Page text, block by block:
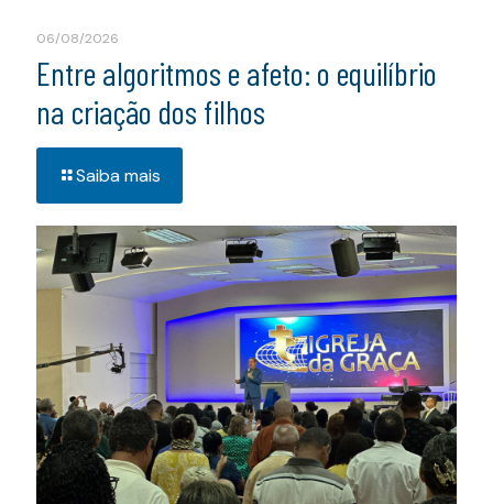
06/08/2026
Entre algoritmos e afeto: o equilíbrio
na criação dos filhos
Saiba mais